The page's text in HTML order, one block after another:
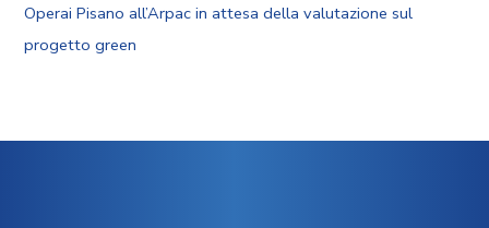
Operai Pisano all’Arpac in attesa della valutazione sul
progetto green